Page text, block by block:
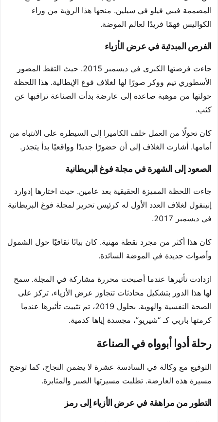
المصممة فيبي فيلو في سيلين. منحها هذا الرؤية من وراء
الكواليس فهمًا فريدًا لعالم الموضة.
الفرص المبدئية في عرض الأزياء
جاءت فرصتها الكبرى في ديسمبر 2015. حيث التقط المصور
الأسطوري تيم ووكر صورًا لها لغلاف فوغ الإيطالية. هذا اللحظة
حولتها من موهبة صاعدة إلى عارضة بدأت الصناعة تراقبها عن
كثب.
كان تحولًا من العمل خلف الكاميرا إلى السيطرة على الانتباه من
أمامها. أشارت الغلاف إلى أن حضورًا جديدًا وواقعيًا بدأ يتجذر.
الصعود إلى الشهرة في مجلة فوغ البريطانية
جاءت اللحظة المميزة الحقيقية بعد عامين. حيث اختارها إدوارد
إنينفول لغلاف العدد الأول له كرئيس تحرير لمجلة فوغ البريطانية
في ديسمبر 2017.
كان هذا أكثر من مجرد نقطة مهنية. كان بيانًا ثقافيًا حول الشمول
وأصوات جديدة في الموضة السائدة.
ازدادت تأثيرها عندما أصبحت محررة مشاركة في المجلة. سمح
لها هذا الدور بتشكيل محادثات تتجاوز عرض الأزياء، تركز على
الصحة النفسية والهوية. بحلول 2019، تم تثبيت تأثيرها عندما
كرمتها باربي كـ “شيريو”، مجسدة إياها كدمية.
رحلة أدوا أبوواه في الصناعة
التوقيع مع وكالة في السادسة عشرة لا يضمن النجاح، كما توضح
مسيرة هذه العارضة. تطلبت مسيرتها الصبر والمثابرة.
التطور من مراهقة في عرض الأزياء إلى رمز